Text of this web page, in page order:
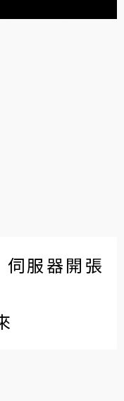
服器開張